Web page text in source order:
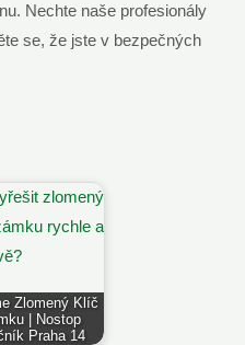
Nechte naše profesionály
se, že jste v bezpečných
Zlomený Klíč
| Nostop
Praha 14